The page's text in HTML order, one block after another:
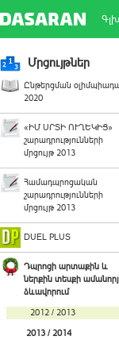
Մրցույթներ
Ընթերցման
2020
«ԻՄ ՍՐՏԻ ՈՒՂԵԿԻՑ»
շարադրությունների
մրցույթ 2013
Համադպրոցական
շարադրությունների
մրցույթ 2013
DUEL PLUS
Դպրոցի արտաքին և
ներքին տեսքի
ձևավորում
2012 / 2013
2013 / 2014